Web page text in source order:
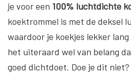
je voor een 100% luchtdichte
koektrommel is met de deksel
waardoor je koekjes lekker
het uiteraard wel van belang
goed dichtdoet. Doe je dit